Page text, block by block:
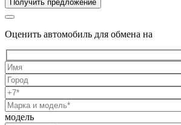
Оценить автомобиль для обмена на
модель